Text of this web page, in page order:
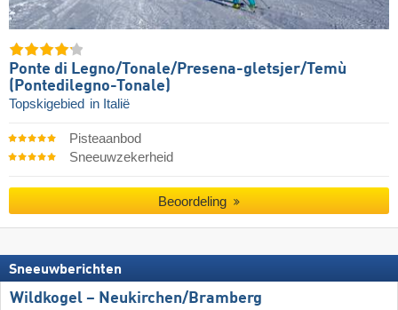
Ponte di Legno/​​Tonale/​​Presena-gletsjer/​​Temù
(Pontedilegno-Tonale)
Topskigebied in Italië
Pisteaanbod
Sneeuwzekerheid
Beoordeling
Sneeuwberichten
Wildkogel – Neukirchen/​Bramberg